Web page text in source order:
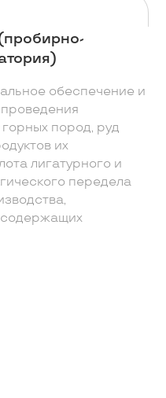
обеспечение и
пород, руд
их
лигатурного и
передела